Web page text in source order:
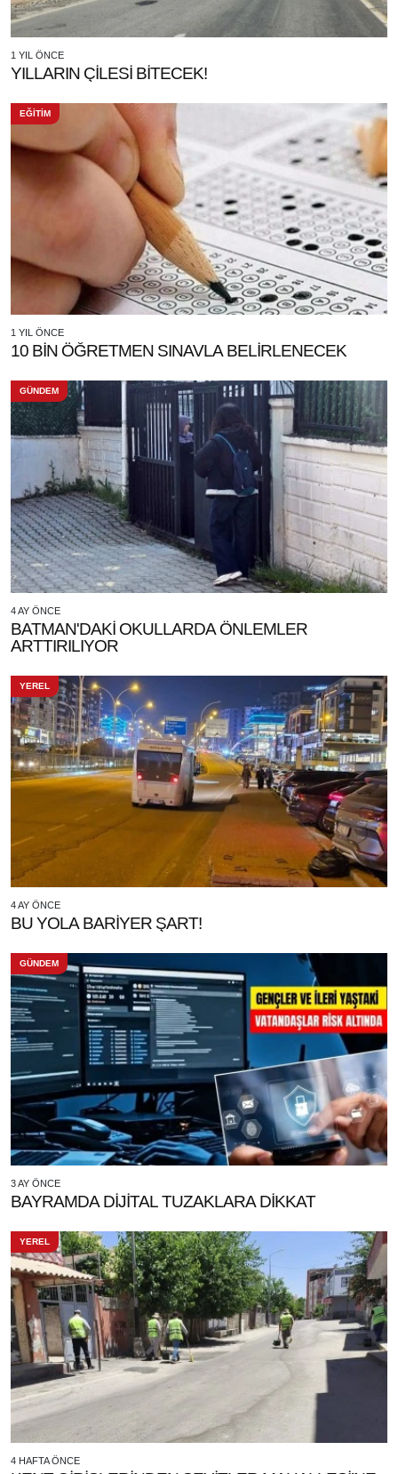
1 YIL ÖNCE
YILLARIN ÇİLESİ BİTECEK!
EĞİTİM
1 YIL ÖNCE
10 BİN ÖĞRETMEN SINAVLA BELİRLENECEK
GÜNDEM
4 AY ÖNCE
BATMAN'DAKİ OKULLARDA ÖNLEMLER
ARTTIRILIYOR
YEREL
4 AY ÖNCE
BU YOLA BARİYER ŞART!
GÜNDEM
3 AY ÖNCE
BAYRAMDA DİJİTAL TUZAKLARA DİKKAT
YEREL
4 HAFTA ÖNCE